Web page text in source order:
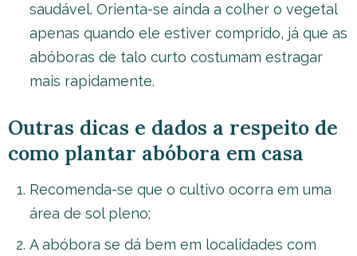
saudável. Orienta-se ainda a colher o vegetal
apenas quando ele estiver comprido, já que as
abóboras de talo curto costumam estragar
mais rapidamente.
Outras dicas e dados a respeito de
como plantar abóbora em casa
Recomenda-se que o cultivo ocorra em uma
área de sol pleno;
A abóbora se dá bem em localidades com